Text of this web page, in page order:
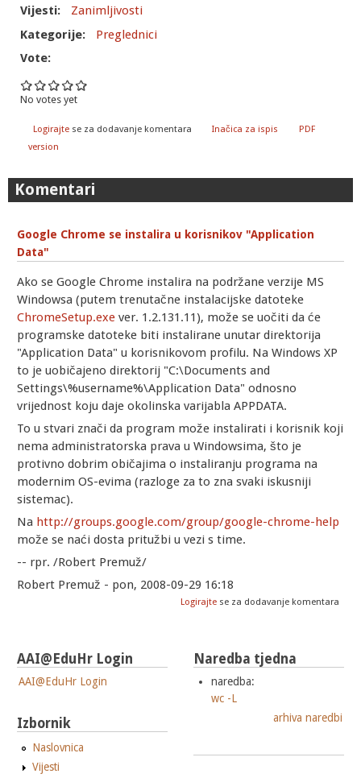
Vijesti:
Zanimljivosti
Kategorije:
Preglednici
Vote:
No votes yet
Logirajtese za dodavanje komentara Inačica za ispis
PDF
version
Komentari
Google Chrome se instalira u korisnikov "Application
Data"
Ako se Google Chrome instalira na podržane verzije MS
Windowsa (putem trenutačne instalacijske datoteke
ChromeSetup.exe ver. 1.2.131.11), može se uočiti da će
programske datoteke biti instalirane unutar direktorija
"Application Data" u korisnikovom profilu. Na Windows XP
to je uobičajeno direktorij "C:\Documents and
Settings\%username%\Application Data" odnosno
vrijednost koju daje okolinska varijabla APPDATA.
To u stvari znači da program može instalirati i korisnik koji
nema administratorska prava u Windowsima, što je
protivno dobrim običajima o instaliranju programa na
modernim OS-evima (razloge za to zna svaki iskusniji
sistemac).
Na http://groups.google.com/group/google-chrome-help
može se naći dosta pritužbi u vezi s time.
-- rpr. /Robert Premuž/
Robert Premuž - pon, 2008-09-29 16:18
Logirajte se za dodavanje komentara
AAI@EduHr Login
AAI@EduHr Login
Izbornik
Naslovnica
Vijesti
Naredba tjedna
naredba:
wc -L
arhiva naredbi